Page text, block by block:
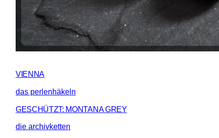
VIENNA
das perlenhäkeln
GESCHÜTZT: MONTANA GREY
die archivketten